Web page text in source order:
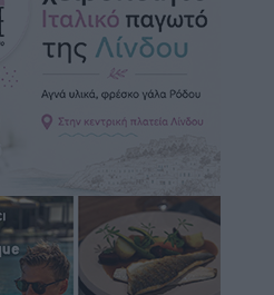
53χρονος
•
έσοδα στο β’ τρίμηνο
Μουντιάλ
2 ώρες
υπηρεσιών υγείας στο
Ρόδου: «Η πολιτική